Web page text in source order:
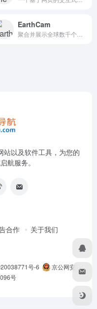
EarthCam
站以及软件工具，为您的
航服务。
合作 关于我们
号-6
京公网安
号